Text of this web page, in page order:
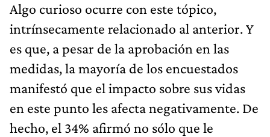
Algo curioso ocurre con este tópico,
intrínsecamente relacionado al anterior. Y
es que, a pesar de la aprobación en las
medidas, la mayoría de los encuestados
manifestó que el impacto sobre sus vidas
en este punto les afecta negativamente. De
hecho, el 34% afirmó no sólo que le